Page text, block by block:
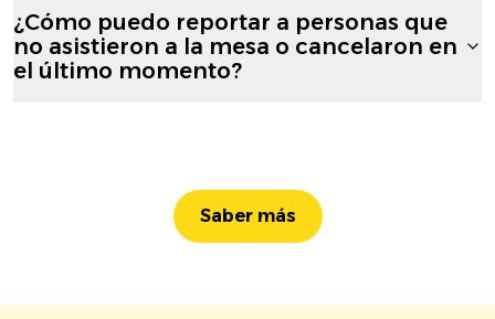
¿Cómo puedo reportar a personas que
no asistieron a la mesa o cancelaron en
el último momento?
Saber más